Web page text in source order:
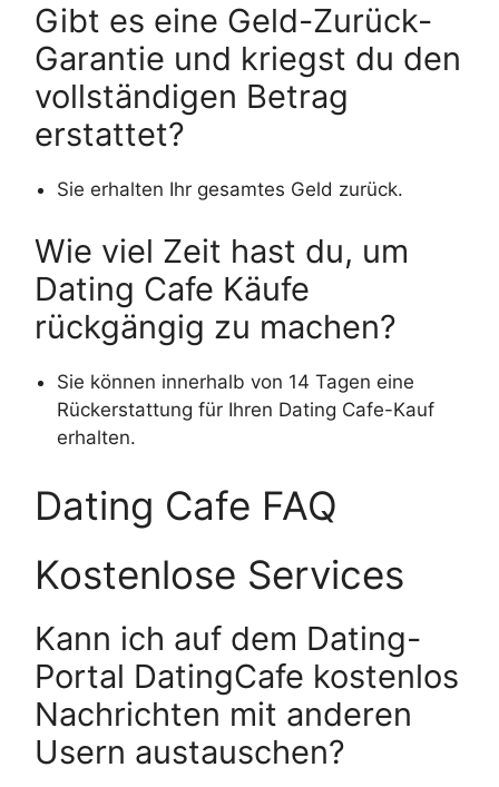
Gibt es eine Geld-Zurück-
Garantie und kriegst du den
vollständigen Betrag
erstattet?
Sie erhalten Ihr gesamtes Geld zurück.
Wie viel Zeit hast du, um
Dating Cafe Käufe
rückgängig zu machen?
Sie können innerhalb von 14 Tagen eine
Rückerstattung für Ihren Dating Cafe-Kauf
erhalten.
Dating Cafe FAQ
Kostenlose Services
Kann ich auf dem Dating-
Portal DatingCafe kostenlos
Nachrichten mit anderen
Usern austauschen?